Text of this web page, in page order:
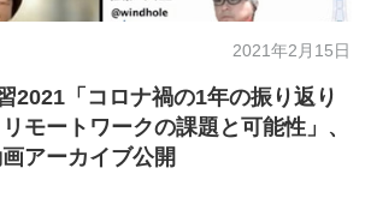
2021年2月15日
2021「コロナ禍の1年の振り返り
モートワークの課題と可能性」、
アーカイブ公開